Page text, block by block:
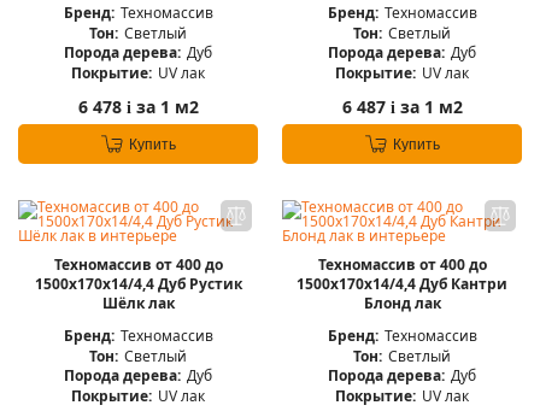
Бренд: Техномассив
Тон: Светлый
Порода дерева: Дуб
Покрытие: UV лак
6 478 iза 1 м2
Купить
Бренд: Техномассив
Тон: Светлый
Порода дерева: Дуб
Покрытие: UV лак
6 487 iза 1 м2
Купить
Техномассив от 400 до
1500х170х14/4,4 Дуб Рустик
Шёлк лак
Бренд: Техномассив
Тон: Светлый
Порода дерева: Дуб
Покрытие: UV лак
Техномассив от 400 до
1500х170х14/4,4 Дуб Кантри
Блонд лак
Бренд: Техномассив
Тон: Светлый
Порода дерева: Дуб
Покрытие: UV лак